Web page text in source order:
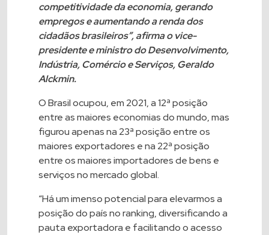
competitividade da economia, gerando
empregos e aumentando a renda dos
cidadãos brasileiros”, afirma o vice-
presidente e ministro do Desenvolvimento,
Indústria, Comércio e Serviços, Geraldo
Alckmin.
O Brasil ocupou, em 2021, a 12ª posição
entre as maiores economias do mundo, mas
figurou apenas na 23ª posição entre os
maiores exportadores e na 22ª posição
entre os maiores importadores de bens e
serviços no mercado global.
“Há um imenso potencial para elevarmos a
posição do país no ranking, diversificando a
pauta exportadora e facilitando o acesso